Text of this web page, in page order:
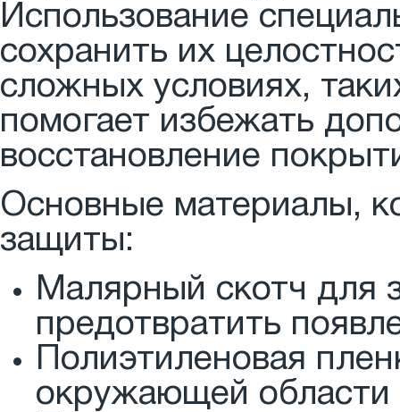
Использование
сохранить их
сложных условиях,
помогает избежать
восстановление
Основные материалы,
защиты:
Малярный скотч для
предотвратить
Полиэтиленовая
окружающей области